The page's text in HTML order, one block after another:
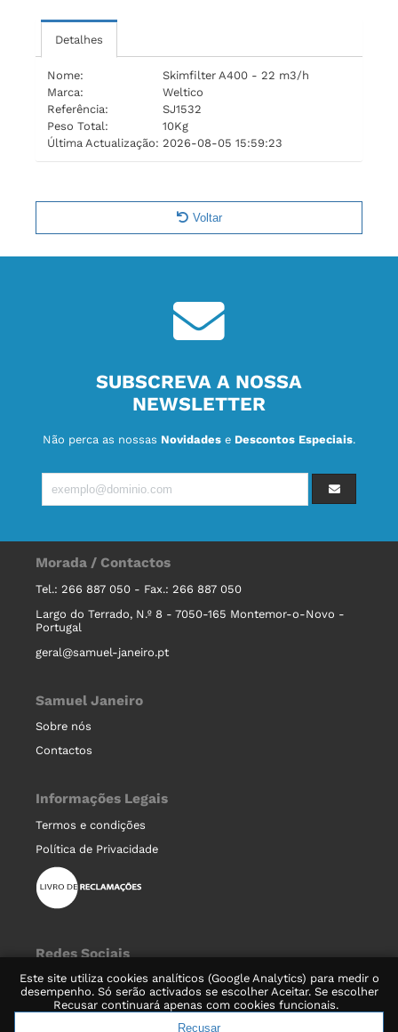
Este site utiliza cookies analíticos (Google Analytics) para medir o
desempenho. Só serão activados se escolher Aceitar. Se escolher
Recusar continuará apenas com cookies funcionais.
Recusar
Detalhes
Nome:
Skimfilter A400 - 22 m3/h
Marca:
Weltico
Referência:
SJ1532
Peso Total:
10Kg
Última Actualização: 2026-08-05 15:59:23
Voltar
SUBSCREVA A NOSSA
NEWSLETTER
Não perca as nossas Novidades e Descontos Especiais.
Morada / Contactos
Tel.: 266 887 050 - Fax.: 266 887 050
Largo do Terrado, N.º 8 - 7050-165 Montemor-o-Novo -
Portugal
geral@samuel-janeiro.pt
Samuel Janeiro
Sobre nós
Contactos
Informações Legais
Termos e condições
Política de Privacidade
Redes Sociais